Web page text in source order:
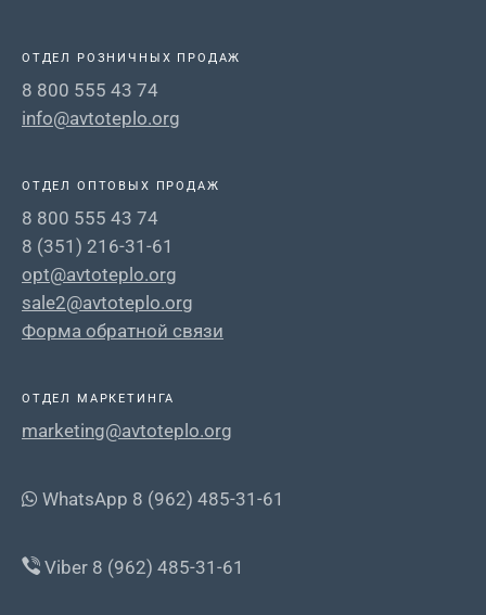
ОТДЕЛ РОЗНИЧНЫХ ПРОДАЖ
8 800 555 43 74
info@avtoteplo.org
ОТДЕЛ ОПТОВЫХ ПРОДАЖ
8 800 555 43 74
8 (351) 216-31-61
opt@avtoteplo.org
sale2@avtoteplo.org
Форма обратной связи
ОТДЕЛ МАРКЕТИНГА
marketing@avtoteplo.org
WhatsApp 8 (962) 485-31-61
Viber 8 (962) 485-31-61